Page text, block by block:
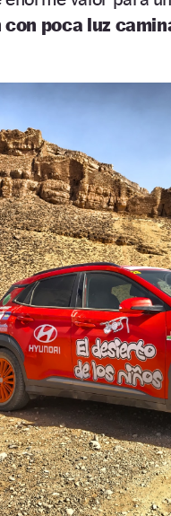
poca luz